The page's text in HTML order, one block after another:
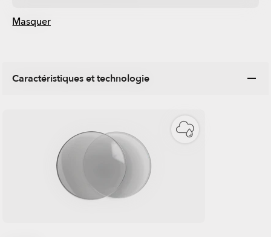
Masquer
Caractéristiques et technologie